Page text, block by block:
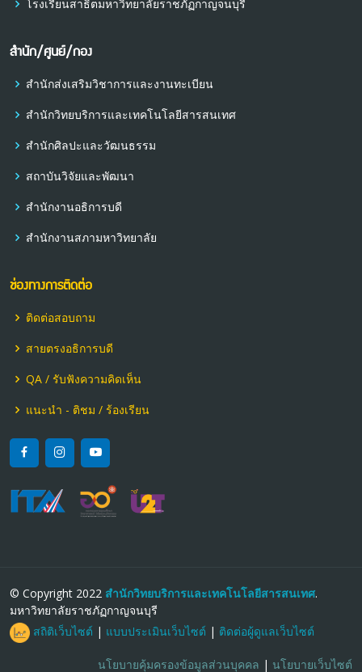
โรงเรียนสาธิตมหาวิทยาลัยราชภัฏกาญจนบุรี
สำนัก/ศูนย์/กอง
สำนักส่งเสริมวิชาการและงานทะเบียน
สำนักวิทยบริการและเทคโนโลยีสารสนเทศ
สำนักศิลปะและวัฒนธรรม
สถาบันวิจัยและพัฒนา
สำนักงานอธิการบดี
สำนักงานสภามหาวิทยาลัย
ช่องทางการติดต่อ
ติดต่อสอบถาม
สายตรงอธิการบดี
QA / รับฟังความคิดเห็น
แนะนำ - ติชม / ร้องเรียน
© Copyright 2022 สำนักวิทยบริการและเทคโนโลยีสารสนเทศ.
มหาวิทยาลัยราชภัฏกาญจนบุรี
สถิติเว็บไซต์ | แบบประเมินเว็บไซต์ | ติดต่อผู้ดูแลเว็บไซต์
นโยบายคุ้มครองข้อมูลส่วนบุคคล | นโยบายเว็บไซต์